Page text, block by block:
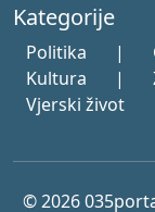
Kategorije
Politika |
Kultura
|
Vjerski život
© 2026